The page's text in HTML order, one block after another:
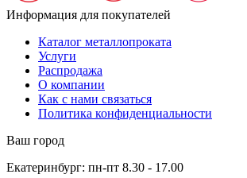
Информация для покупателей
Каталог металлопроката
Услуги
Распродажа
О компании
Как с нами связаться
Политика конфиденциальности
Ваш город
Екатеринбург: пн-пт 8.30 - 17.00